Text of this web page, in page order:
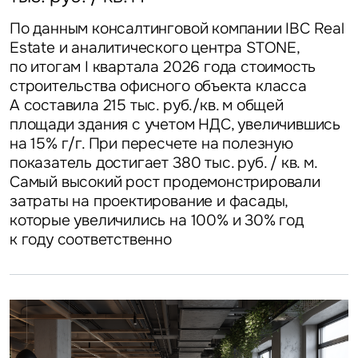
По данным консалтинговой компании IBC Real
Estate и аналитического центра STONE,
по итогам I квартала 2026 года стоимость
строительства офисного объекта класса
А составила 215 тыс. руб./кв. м общей
площади здания с учетом НДС, увеличившись
на 15% г/г. При пересчете на полезную
показатель достигает 380 тыс. руб. / кв. м.
Самый высокий рост продемонстрировали
затраты на проектирование и фасады,
которые увеличились на 100% и 30% год
к году соответственно
Стоимость строительства складов
в Центральном федеральном округе за год
увеличилась всего на 1,9% – до 69 100 руб./кв.
м. В условиях роста вакантного предложения
на складском рынке стабилизация затрат
на строительство будет способствовать
дальнейшему снижению ставок аренды
86% россиян покупают готовую еду, 36%
приобретают ее один раз в неделю и чаще
Столешников наполняется
арендаторами
тогда как в аналогичном периоде годом ранее
демонстрировала прирост в 10%
В I квартале 2026 года СЧА розничных ЗПИФ
увеличилась на 28 млрд руб., а объем
недвижимости – на 163 тыс. кв. м, против 44
млрд руб. и 563 тыс. кв. м недвижимости
за аналогичный период прошлого года